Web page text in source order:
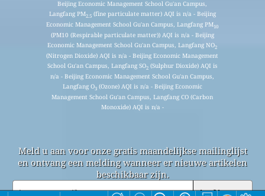
Beijing Economic Management School Gu'an Campus,
Langfang PM2.5(fine particulate matter) AQI is n/a - Beijing
Economic Management School Gu'an Campus, Langfang PM10
(PM10 (Respirable particulate matter)) AQI is n/a - Beijing
Economic Management School Gu'an Campus, Langfang NO2
(Nitrogen Dioxide) AQI is n/a - Beijing Economic Management
School Gu'an Campus, Langfang SO2(Sulphur Dioxide) AQI is
n/a - Beijing Economic Management School Gu'an Campus,
Langfang O3(Ozone) AQI is n/a - Beijing Economic
Management School Gu'an Campus, Langfang CO (Carbon
Monoxide) AQI is n/a -
Meld u aan voor onze gratis maandelijkse mailinglijst
en ontvang een melding wanneer er nieuwe artikelen
beschikbaar zijn.